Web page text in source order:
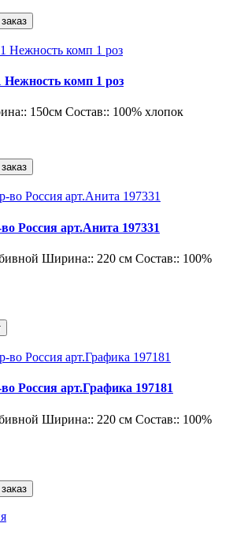
Нежность комп 1 роз
150см Состав:: 100% хлопок
Россия арт.Анита 197331
Ширина:: 220 см Состав:: 100%
Россия арт.Графика 197181
Ширина:: 220 см Состав:: 100%